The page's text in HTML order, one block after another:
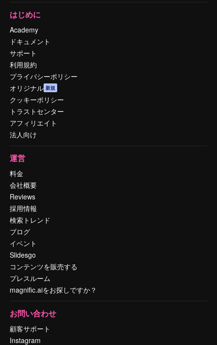
はじめに
Academy
ドキュメント
サポート
利用規約
プライバシーポリシー
オリジナル 新規
クッキーポリシー
トラストセンター
アフィリエイト
法人向け
運営
料金
会社概要
Reviews
採用情報
検索トレンド
ブログ
イベント
Slidesgo
コンテンツを販売する
プレスルーム
magnific.aiをお探しですか？
お問い合わせ
顧客サポート
Instagram